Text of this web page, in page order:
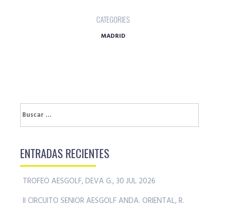
CATEGORIES
MADRID
Buscar:
ENTRADAS RECIENTES
TROFEO AESGOLF, DEVA G., 30 JUL 2026
II CIRCUITO SENIOR AESGOLF ANDA. ORIENTAL, R.